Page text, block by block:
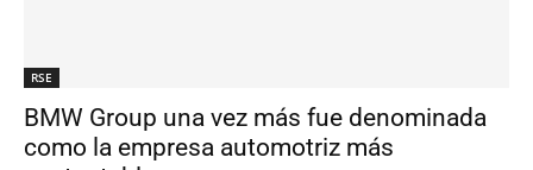
RSE
BMW Group una vez más fue denominada
como la empresa automotriz más